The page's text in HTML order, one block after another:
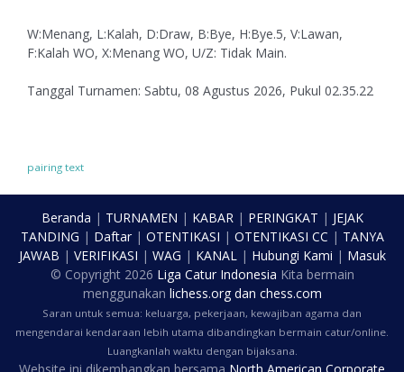
W:Menang, L:Kalah, D:Draw, B:Bye, H:Bye.5, V:Lawan,
F:Kalah WO, X:Menang WO, U/Z: Tidak Main.
Tanggal Turnamen: Sabtu, 08 Agustus 2026, Pukul 02.35.22
pairing text
Beranda | TURNAMEN | KABAR| PERINGKAT | JEJAK
TANDING | Daftar| OTENTIKASI | OTENTIKASI CC | TANYA
JAWAB | VERIFIKASI | WAG | KANAL| Hubungi Kami | Masuk
© Copyright 2026 Liga Catur Indonesia Kita bermain
menggunakan lichess.orgdan chess.com
Saran untuk semua: keluarga, pekerjaan, kewajiban agama dan
mengendarai kendaraan lebih utama dibandingkan bermain catur/online.
Luangkanlah waktu dengan bijaksana.